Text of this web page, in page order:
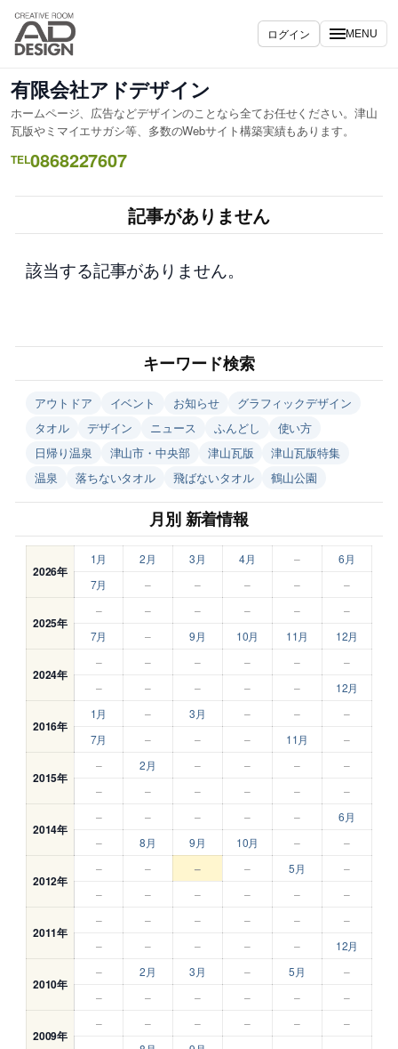
内
を
キ
ッ
プ
ログイン MENU
有限会社アドデザイン
ホームページ、広告などデザインのことなら全てお任せください。津山
瓦版やミマイエサガシ等、多数のWebサイト構築実績もあります。
TEL0868227607
記事がありません
該当する記事がありません。
キーワード検索
アウトドア イベント お知らせ
グラフィックデザイン
タオル
デザイン ニュース ふんどし
使い方
日帰り温泉
津山市・中央部 津山瓦版
津山瓦版特集
温泉
落ちないタオル 飛ばないタオル 鶴山公園
月別 新着情報
2026年
1月 2月 3月 4月 –
6月
7月
– – – – –
2025年
– – – – –
–
7月
– 9月 10月 11月 12月
2024年
– – – – –
–
–
– – – – 12月
2016年
1月 – 3月 – –
–
7月
– – – 11月 –
2015年
– 2月 – – –
–
–
– – – – –
2014年
– – – – –
6月
–
8月 9月 10月 – –
2012年
– – – – 5月
–
–
– – – – –
2011年
– – – – –
–
–
– – – – 12月
2010年
– 2月 3月 – 5月
–
–
– – – – –
2009年
– – – – –
–